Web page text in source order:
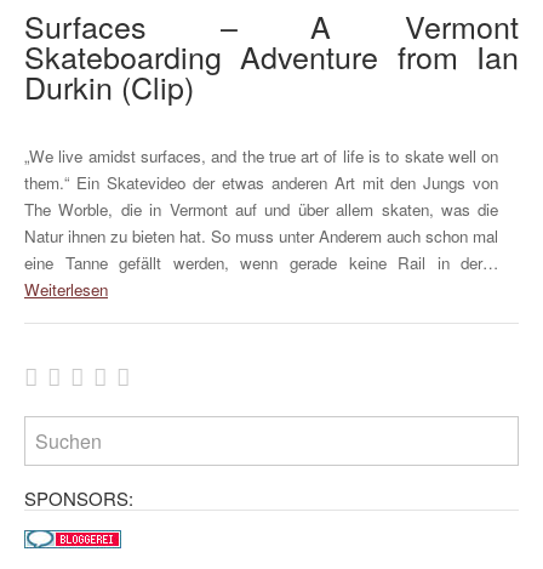
Surfaces – A Vermont
Skateboarding Adventure from Ian
Durkin (Clip)
„We live amidst surfaces, and the true art of life is to skate well on
them.“ Ein Skatevideo der etwas anderen Art mit den Jungs von
The Worble, die in Vermont auf und über allem skaten, was die
Natur ihnen zu bieten hat. So muss unter Anderem auch schon mal
eine Tanne gefällt werden, wenn gerade keine Rail in der…
Weiterlesen
SPONSORS: